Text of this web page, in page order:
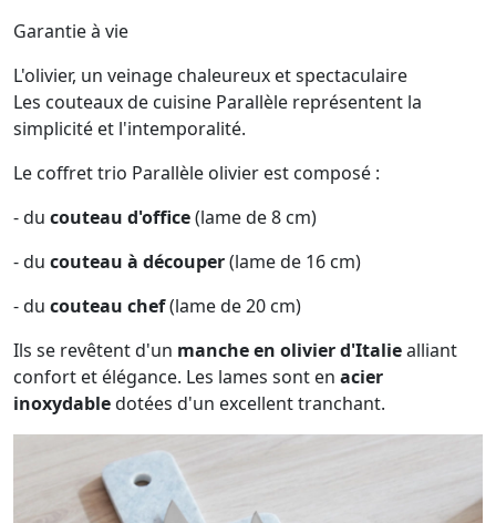
Garantie à vie
L'olivier, un veinage chaleureux et spectaculaire
Les couteaux de cuisine Parallèle représentent la
simplicité et l'intemporalité.
Le coffret trio Parallèle olivier est composé :
- du couteau d'office(lame de 8 cm)
- du couteau à découper(lame de 16 cm)
- du couteau chef(lame de 20 cm)
Ils se revêtent d'un manche en olivier d'Italiealliant
confort et élégance. Les lames sont en acier
inoxydabledotées d'un excellent tranchant.